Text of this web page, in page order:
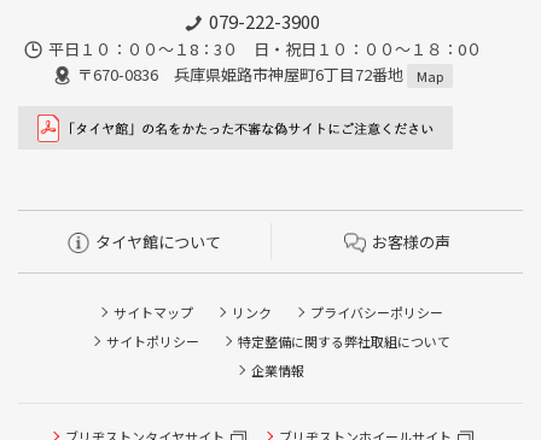
079-222-3900
平日１０：００～１8：3０ 日・祝日１０：００～１８：0０
〒670-0836 兵庫県姫路市神屋町6丁目72番地
Map
タイヤ館について お客様の声
サイトマップ リンク
プライバシーポリシー
サイトポリシー
特定整備に関する弊社取組について
企業情報